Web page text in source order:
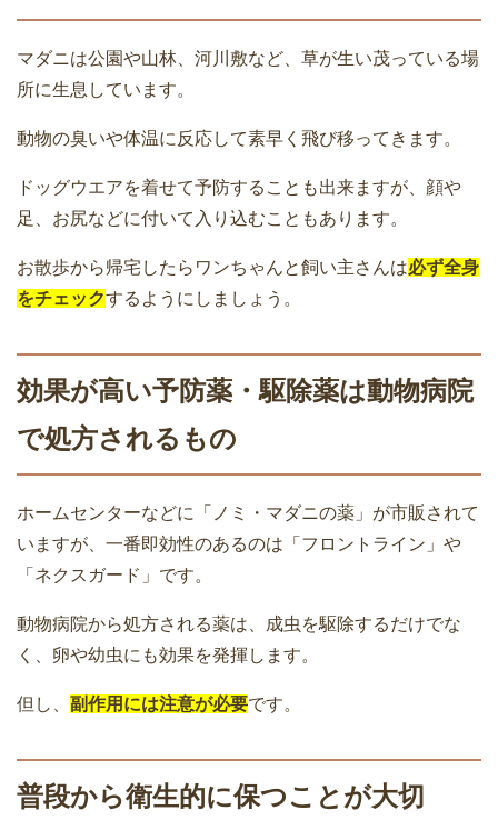
マダニは公園や山林、河川敷など、草が生い茂っている場
所に生息しています。
動物の臭いや体温に反応して素早く飛び移ってきます。
ドッグウエアを着せて予防することも出来ますが、顔や
足、お尻などに付いて入り込むこともあります。
お散歩から帰宅したらワンちゃんと飼い主さんは必ず全身
をチェックするようにしましょう。
効果が高い予防薬・駆除薬は動物病院
で処方されるもの
ホームセンターなどに「ノミ・マダニの薬」が市販されて
いますが、一番即効性のあるのは「フロントライン」や
「ネクスガード」です。
動物病院から処方される薬は、成虫を駆除するだけでな
く、卵や幼虫にも効果を発揮します。
但し、 副作用には注意が必要です。
普段から衛生的に保つことが大切